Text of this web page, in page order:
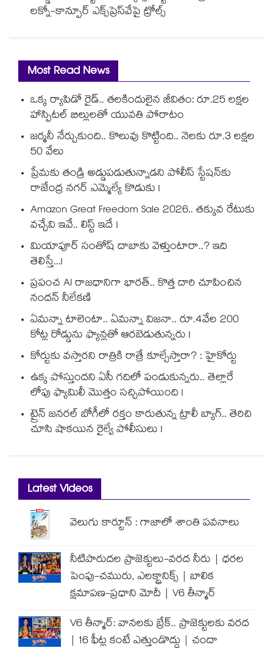
లక్నో-కాన్పూర్ ఎక్స్‌ప్రెస్‌వేపై ట్రోల్స్
Most Read News
ఒక్క ర్యాపిడో రైడ్.. తలకిందులైన జీవితం: రూ.25 లక్షల
హాస్పిటల్ బిల్లులతో యువతి పోరాటం
జర్మనీ నేర్చుకుంది.. కొలువు కొట్టింది.. నెలకు రూ.3 లక్షల
50 వేలు
ప్రేమకు తండ్రి అడ్డుపడుతున్నాడని పోలీస్ స్టేషన్⁪కు
రాజేంద్ర నగర్ ఎమ్మెల్యే కొడుకు !
Amazon Great Freedom Sale 2026.. తక్కువ రేటుకు
వచ్చేవి ఇవే.. లిస్ట్ ఇదే !
మియాపూర్ సంతోష్ దాబాకు వెళ్తుంటారా..? ఇది
తెలిస్తే...!
ప్రపంచ AI రాజధానిగా భారత్.. కొత్త దారి చూపించిన
నందన్ నీలేకణి
ఏమన్నా టాలెంటా.. ఏమన్నా విజనా.. రూ.4వేల 200
కోట్ల రోడ్డును ఫ్యాన్లతో ఆరబెడుతున్నరు !
కోర్టుకు వస్తారని రాత్రికి రాత్రే కూల్చేస్తారా? : హైకోర్టు
ఉక్క పోస్తుందని ఏసీ గదిలో పండుకున్నరు.. తెల్లారే
లోపు ఫ్యామిలీ మొత్తం సచ్చిపోయింది !
ట్రైన్ జనరల్ బోగీలో రక్తం కారుతున్న ట్రాలీ బ్యాగ్.. తెరిచి
చూసి షాకయిన రైల్వే పోలీసులు !
Latest Videos
వెలుగు కార్టూన్ : గాజాలో శాంతి పవనాలు
నీటిపారుదల ప్రాజెక్టులు-వరద నీరు | ధరల
పెంపు-చమురు, ఎలక్ట్రానిక్స్ | బాలిక
క్షమాపణ-ప్రధాని మోదీ | V6 తీన్మార్
V6 తీన్మార్: వానలకు బ్రేక్.. ప్రాజెక్టులకు వరద
| 16 ఫీట్ల కంటే ఎత్తుండొద్దు | చందా